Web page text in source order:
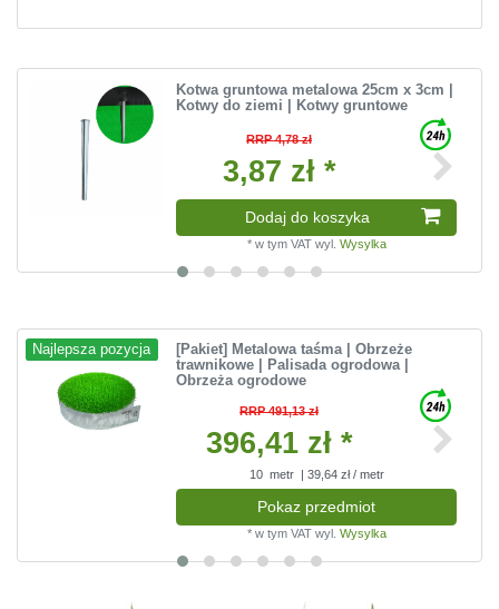
Kotwa gruntowa metalowa 25cm x 3cm |
Kotwy do ziemi | Kotwy gruntowe
RRP 4,78 zł
3,87 zł *
Dodaj do koszyka
* w tym VATwyl. Wysylka
Najlepsza pozycja
[Pakiet] Metalowa taśma | Obrzeże
trawnikowe | Palisada ogrodowa |
Obrzeża ogrodowe
RRP 491,13 zł
396,41 zł *
10 metr | 39,64 zł / metr
Pokaz przedmiot
* w tym VATwyl. Wysylka